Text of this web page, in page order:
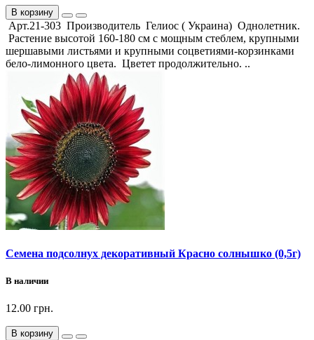
В корзину
Арт.21-303 Производитель Гелиос ( Украина) Однолетник.
Растение высотой 160-180 см с мощным стеблем, крупными
шершавыми листьями и крупными соцветиями-корзинками
бело-лимонного цвета. Цветет продолжительно. ..
Семена подсолнух декоративный Красно солнышко (0,5г)
В наличии
12.00 грн.
В корзину